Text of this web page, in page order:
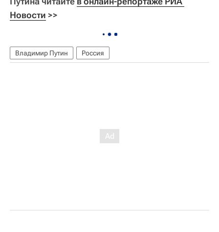
Новости >>
Владимир Путин Россия